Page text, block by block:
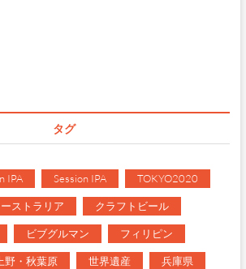
タグ
IPA Session IPA TOKYO2020
ストラリア クラフトビール
ビブグルマン フィリピン
野・秋葉原 世界遺産 兵庫県